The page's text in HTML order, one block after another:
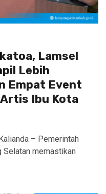
Lamsel
Lebih
Empat Event
Ibu Kota
– Pemerintah
Selatan memastikan